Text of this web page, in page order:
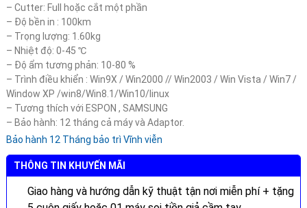
– Cutter: Full hoặc cắt một phần
– Độ bền in : 100km
– Trọng lượng: 1.60kg
– Nhiệt độ: 0-45 ℃
– Độ ẩm tương phản: 10-80 %
– Trình điều khiển : Win9X / Win2000 // Win2003 / Win Vista / Win7 /
Window XP /win8/Win8.1/Win10/linux
– Tương thích với ESPON , SAMSUNG
– Bảo hành: 12 tháng cả máy và Adaptor.
Bảo hành 12 Tháng bảo trì Vĩnh viễn
THÔNG TIN KHUYẾN MÃI
Giao hàng và hướng dẫn kỹ thuật tận nơi miễn phí + tặng